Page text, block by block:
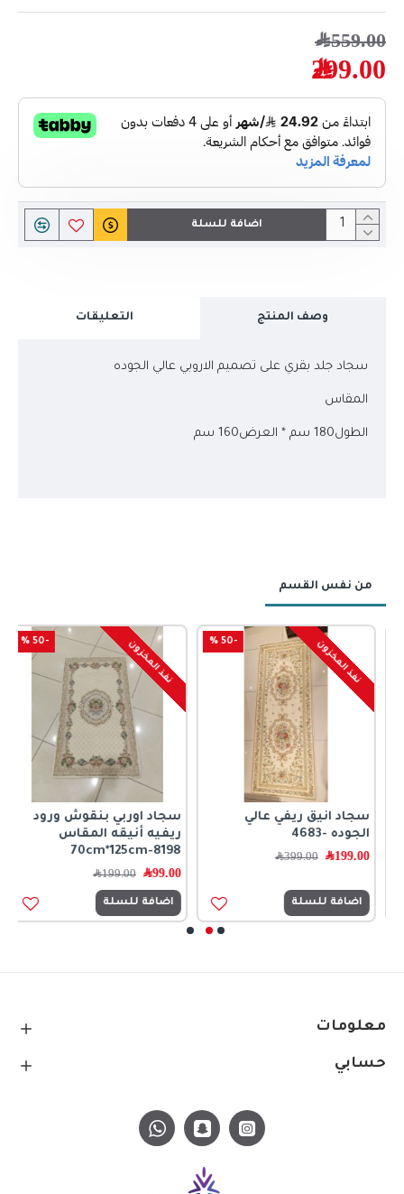
299.00﷼
559.00﷼
اضافة للسلة
وصف المنتج التعليقات
سجاد جلد بقري على تصميم الاروبي عالي الجوده
المقاس
الطول180 سم * العرض160 سم
من نفس القسم
نفذ المخزون
سجاد انيق ريفي عالي
الجوده -4683
199.00﷼ 399.00﷼
اضافة للسلة
نفذ المخزون
سجاد اوربي بنقوش ورود
ريفيه أنيقه المقاس
70cm*125cm-8198
99.00﷼ 199.00﷼
اضافة للسلة
معلومات
حسابي